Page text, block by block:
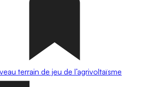
terrain de jeu de l’agrivoltaïsme